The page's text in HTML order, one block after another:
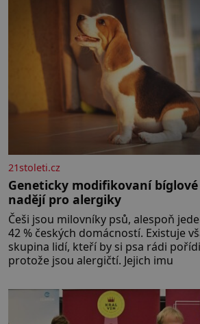
21stoleti.cz
Geneticky modifikovaní
nadějí pro alergiky
Češi jsou milovníky psů, alespoň
42 % českých domácností. Existuje
skupina lidí, kteří by si psa rádi
protože jsou alergičtí. Jejich imu